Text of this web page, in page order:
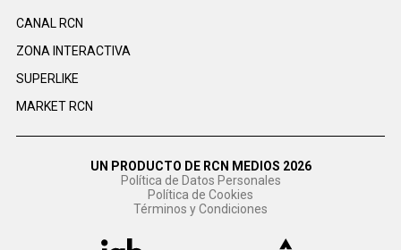
CANAL RCN
ZONA INTERACTIVA
SUPERLIKE
MARKET RCN
UN PRODUCTO DE RCN MEDIOS 2026
Política de Datos Personales
Política de Cookies
Términos y Condiciones